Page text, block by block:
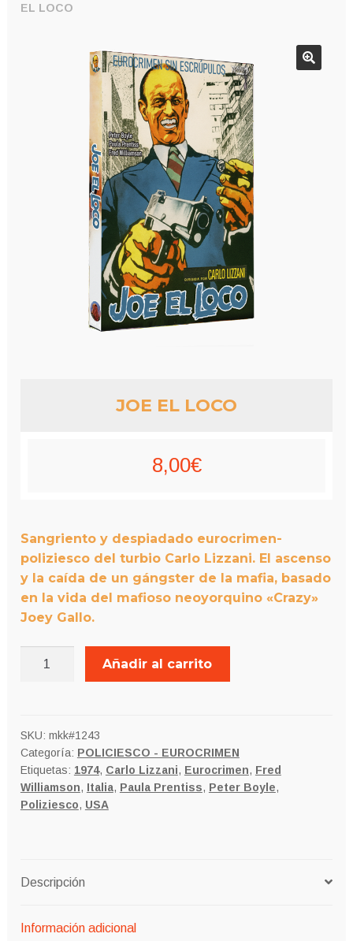
EL LOCO
JOE EL LOCO
8,00€
Sangriento y despiadado eurocrimen-
poliziesco del turbio Carlo Lizzani. El ascenso
y la caída de un gángster de la mafia, basado
en la vida del mafioso neoyorquino «Crazy»
Joey Gallo.
Añadir al carrito
SKU: mkk#1243
Categoría: POLICIESCO - EUROCRIMEN
Etiquetas: 1974, Carlo Lizzani, Eurocrimen, Fred
Williamson, Italia, Paula Prentiss, Peter Boyle,
Poliziesco, USA
Descripción
Información adicional